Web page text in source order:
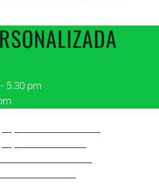
5.30 pm